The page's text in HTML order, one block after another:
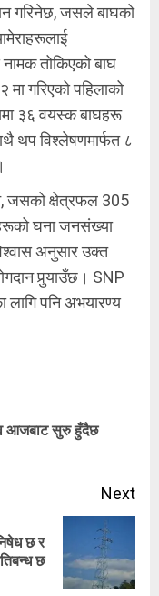
गरिनेछ, जसले बाघको
तोकिएको बाघ
गरिएको पहिलाको
३६ वयस्क बाघहरू
थप विश्लेषणमार्फत ८
जसको क्षेत्रफल 305
घना जनसंख्या
अनुसार उक्त
पुर्‍याउँछ। SNP
पनि अभयारण्य
आजबाट सुरु हुँदैछ
Next
छ र
छ